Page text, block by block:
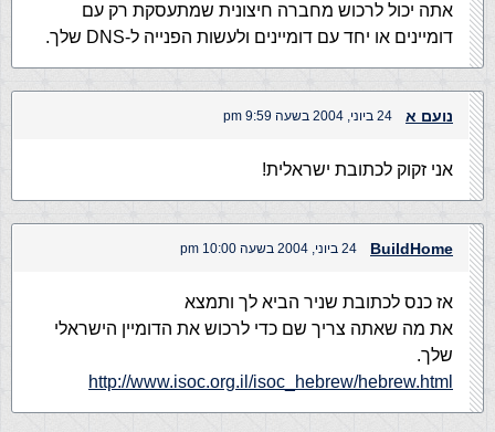
אתה יכול לרכוש מחברה חיצונית שמתעסקת רק עם
דומיינים או יחד עם דומיינים ולעשות הפנייה ל-DNS שלך.
נועם א 24 ביוני, 2004 בשעה 9:59 pm
אני זקוק לכתובת ישראלית!
BuildHome 24 ביוני, 2004 בשעה 10:00 pm
אז כנס לכתובת שניר הביא לך ותמצא
את מה שאתה צריך שם כדי לרכוש את הדומיין הישראלי
שלך.
http://www.isoc.org.il/isoc_hebrew/hebrew.html